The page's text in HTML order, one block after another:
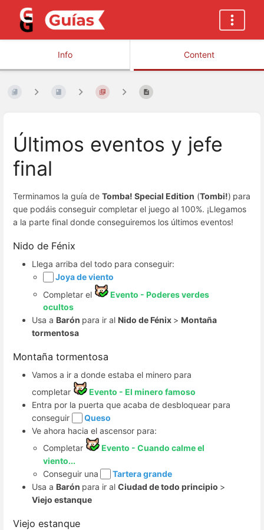
Info Content
Últimos eventos y jefe
final
Terminamos la guía de Tomba! Special Edition (Tombi!) para
que podáis conseguir completar el juego al 100%. ¡Llegamos
a la parte final donde conseguiremos los últimos eventos!
Nido de Fénix
Llega arriba del todo para conseguir:
Joya de viento
Completar el
Evento - Poderes verdes
ocultos
Usa a Barón para ir al Nido de Fénix > Montaña
tormentosa
Montaña tormentosa
Vamos a ir a donde estaba el minero para
completar
Evento - El minero famoso
Entra por la puerta que acaba de desbloquear para
conseguir
Queso
Ve ahora hacia el ascensor para:
Completar
Evento - Cuando calme el
viento...
Conseguir una
Tartera grande
Usa a Barón para ir al Ciudad de todo principio >
Viejo estanque
Viejo estanque